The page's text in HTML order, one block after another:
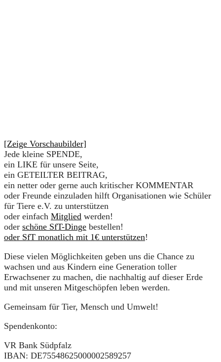
[Zeige Vorschaubilder]
Jede kleine SPENDE,
ein LIKE für unsere Seite,
ein GETEILTER BEITRAG,
ein netter oder gerne auch kritischer KOMMENTAR
oder Freunde einzuladen hilft Organisationen wie Schüler
für Tiere e.V. zu unterstützen
oder einfach Mitglied werden!
oder schöne SfT-Dinge bestellen!
oder SfT monatlich mit 1€ unterstützen!
Diese vielen Möglichkeiten geben uns die Chance zu
wachsen und aus Kindern eine Generation toller
Erwachsener zu machen, die nachhaltig auf dieser Erde
und mit unseren Mitgeschöpfen leben werden.
Gemeinsam für Tier, Mensch und Umwelt!
Spendenkonto:
VR Bank Südpfalz
IBAN: DE75548625000002589257